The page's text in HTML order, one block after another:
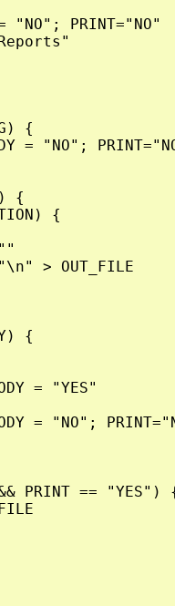
"NO"; PRINT="NO"
{
= "NO";
{
{
> OUT_FILE
{
= "YES"
= "NO";
PRINT == "YES")